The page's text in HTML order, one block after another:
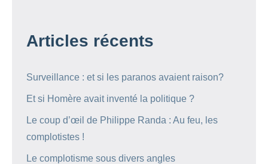
Articles récents
Surveillance : et si les paranos avaient raison?
Et si Homère avait inventé la politique ?
Le coup d’œil de Philippe Randa : Au feu, les
complotistes !
Le complotisme sous divers angles